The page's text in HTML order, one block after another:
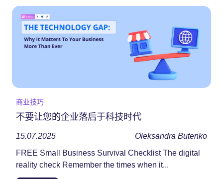
商业技巧
不要让您的企业落后于科技时代
15.07.2025 Oleksandra Butenko
FREE Small Business Survival Checklist The digital
reality check Remember the times when it...